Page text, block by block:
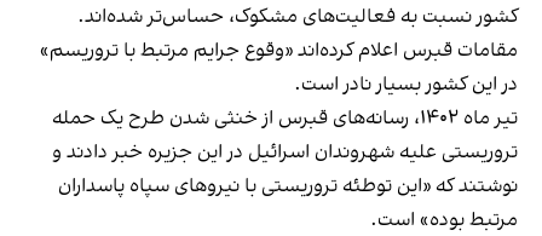
کشور نسبت به فعالیت‌های مشکوک، حساس‌تر شده‌اند.
مقامات قبرس اعلام کرده‌اند «وقوع جرایم مرتبط با تروریسم»
در این کشور بسیار نادر است.
تیر ماه ۱۴۰۲، رسانه‌های قبرس از خنثی شدن طرح یک حمله
تروریستی علیه شهروندان اسرائیل در این جزیره خبر دادند و
نوشتند که «این توطئه تروریستی با نیروهای سپاه پاسداران
مرتبط بوده» است.